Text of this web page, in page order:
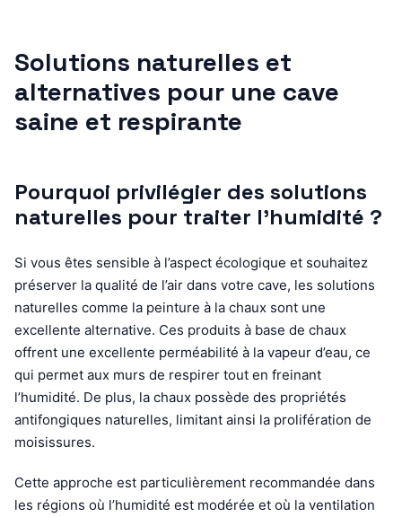
Solutions naturelles et
alternatives pour une cave
saine et respirante
Pourquoi privilégier des solutions
naturelles pour traiter l’humidité ?
Si vous êtes sensible à l’aspect écologique et souhaitez
préserver la qualité de l’air dans votre cave, les solutions
naturelles comme la peinture à la chaux sont une
excellente alternative. Ces produits à base de chaux
offrent une excellente perméabilité à la vapeur d’eau, ce
qui permet aux murs de respirer tout en freinant
l’humidité. De plus, la chaux possède des propriétés
antifongiques naturelles, limitant ainsi la prolifération de
moisissures.
Cette approche est particulièrement recommandée dans
les régions où l’humidité est modérée et où la ventilation